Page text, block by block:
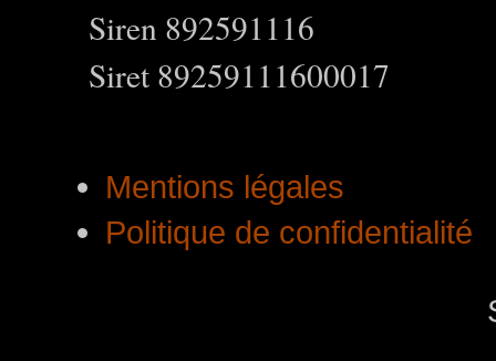
Siren 892591116
Siret 89259111600017
Mentions légales
Politique de confidentialité